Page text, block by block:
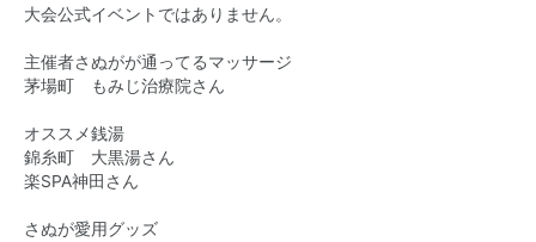
大会公式イベントではありません。
主催者さぬがが通ってるマッサージ
茅場町 もみじ治療院さん
オススメ銭湯
錦糸町 大黒湯さん
楽SPA神田さん
さぬが愛用グッズ